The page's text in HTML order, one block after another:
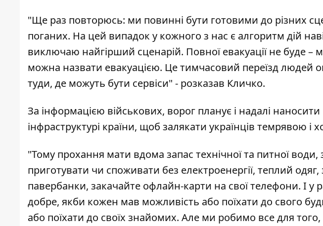
"Ще раз повторюсь: ми повинні бути готовими до різних
поганих. На цей випадок у кожного з нас є алгоритм дій
виключаю найгірший сценарій. Повної евакуації не буде –
можна назвати евакуацією. Це тимчасовий переїзд людей
туди, де можуть бути сервіси" - розказав Кличко.
За інформацією військових, ворог планує і надалі наносити
інфраструктурі країни, щоб залякати українців темрявою і
"Тому прохання мати вдома запас технічної та питної води,
приготувати чи споживати без електроенергії, теплий
павербанки, закачайте офлайн-карти на свої телефони. І у
добре, якби кожен мав можливість або поїхати до свого
або поїхати до своїх знайомих. Але ми робимо все для